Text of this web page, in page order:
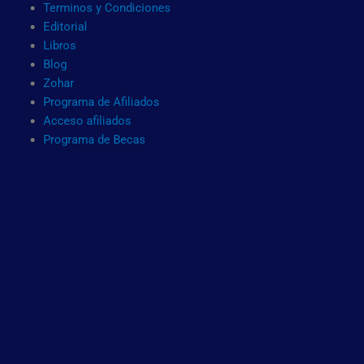
Terminos y Condiciones
Editorial
Libros
Blog
Zohar
Programa de Afiliados
Acceso afiliados
Programa de Becas